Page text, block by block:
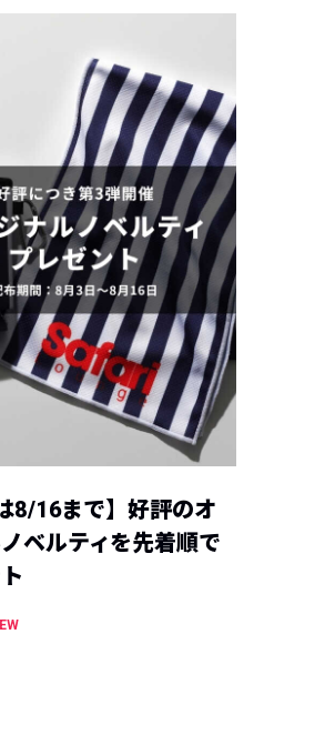
8/16まで】好評のオ
ベルティを先着順で